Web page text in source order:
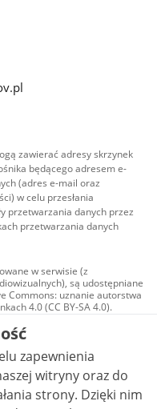
zawierać adresy skrzynek
będącego adresem e-
(adres e-mail oraz
w celu przesłania
przetwarzania danych przez
przetwarzania danych
w serwisie (z
są udostępniane
Commons: uznanie autorstwa
4.0 (CC BY-SA 4.0).
w tym zdjęcia, materiały
na licencji typu
autorstwa użycie
zależnych 4.0 (CC BY-
to stwierdzone inaczej.
zapewnienia
witryny oraz do
Dzięki nim